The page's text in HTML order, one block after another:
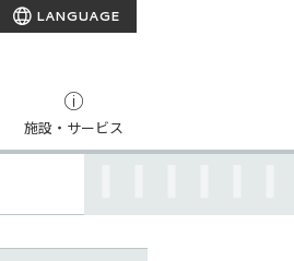
LANGUAGE
施設・サービス